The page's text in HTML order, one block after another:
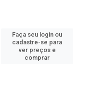
Faça seu login ou
cadastre-se para
ver preços e
comprar